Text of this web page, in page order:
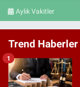
Aylık Vakitler
Trend Haberler
1